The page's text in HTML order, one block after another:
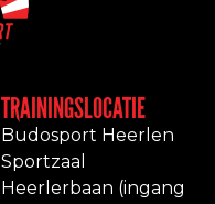
TRAININGSLOCATIE
Budosport Heerlen
Sportzaal
Heerlerbaan (ingang